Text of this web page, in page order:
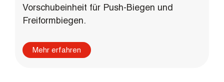
Vorschubeinheit für Push-Biegen und
Freiformbiegen.
Mehr erfahren